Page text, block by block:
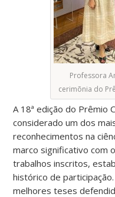
Professora
cerimõnia do
A 18ª edição do Prêmio
considerado um dos
reconhecimentos na
marco significativo com
trabalhos inscritos,
histórico de
melhores teses